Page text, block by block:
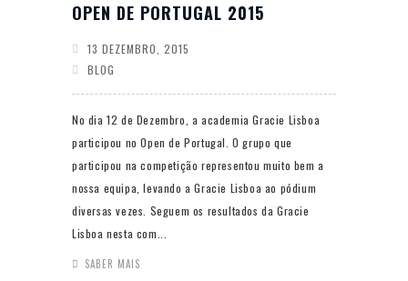
OPEN DE PORTUGAL 2015
13 DEZEMBRO, 2015
BLOG
No dia 12 de Dezembro, a academia Gracie Lisboa
participou no Open de Portugal. O grupo que
participou na competição representou muito bem a
nossa equipa, levando a Gracie Lisboa ao pódium
diversas vezes. Seguem os resultados da Gracie
Lisboa nesta com...
SABER MAIS